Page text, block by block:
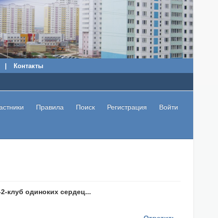
Контакты
Правила Поиск Регистрация Войти
клуб одиноких сердец...